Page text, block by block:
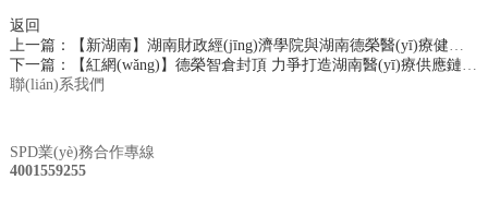
返回
聯(lián)系我們
SPD業(yè)務合作專線
4001559255